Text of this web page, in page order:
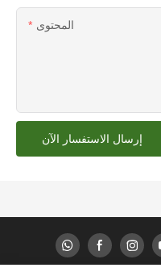
المحتوى
إرسال الاستفسار الآن